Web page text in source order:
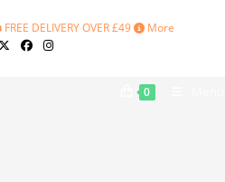
FREE DELIVERY OVER £49 More
0